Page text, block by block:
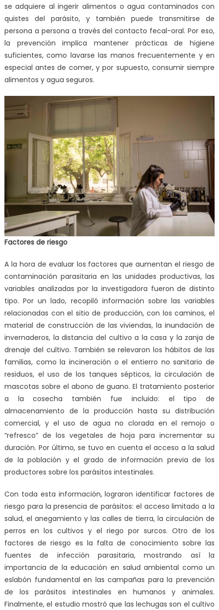
se adquiere al ingerir alimentos o agua contaminados con
quistes del parásito, y también puede transmitirse de
persona a persona a través del contacto fecal-oral. Por eso,
la prevención implica mantener prácticas de higiene
suficientes, como lavarse las manos frecuentemente y en
especial antes de comer, y por supuesto, consumir siempre
alimentos y agua seguros.
Factores de riesgo
A la hora de evaluar los factores que aumentan el riesgo de
contaminación parasitaria en las unidades productivas, las
variables analizadas por la investigadora fueron de distinto
tipo. Por un lado, recopiló información sobre las variables
relacionadas con el sitio de producción, con los caminos, el
material de construcción de las viviendas, la inundación de
invernaderos, la distancia del cultivo a la casa y la zanja de
drenaje del cultivo. También se relevaron los hábitos de las
familias, como la incineración o el entierro no sanitario de
residuos, el uso de los tanques sépticos, la circulación de
mascotas sobre el abono de guano. El tratamiento posterior
a la cosecha también fue incluido: el tipo de
almacenamiento de la producción hasta su distribución
comercial, y el uso de agua no clorada en el remojo o
“refresco” de los vegetales de hoja para incrementar su
duración. Por último, se tuvo en cuenta el acceso a la salud
de la población y el grado de información previa de los
productores sobre los parásitos intestinales.
Con toda esta información, lograron identificar factores de
riesgo para la presencia de parásitos: el acceso limitado a la
salud, el anegamiento y las calles de tierra, la circulación de
perros en los cultivos y el riego por surcos. Otro de los
factores de riesgo es la falta de conocimiento sobre las
fuentes de infección parasitaria, mostrando así la
importancia de la educación en salud ambiental como un
eslabón fundamental en las campañas para la prevención
de los parásitos intestinales en humanos y animales.
Finalmente, el estudio mostró que las lechugas son el cultivo